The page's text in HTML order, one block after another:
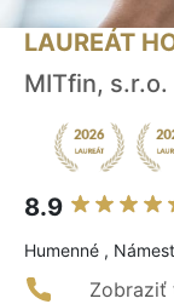
LAUREÁT
MITfin, s.r.o.
8.9
Humenné ,
Zobraziť